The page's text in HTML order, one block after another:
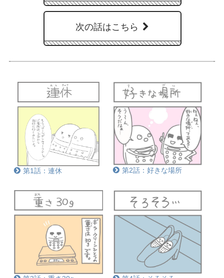
次の話はこちら
第1話：連休 第2話：好きな場所